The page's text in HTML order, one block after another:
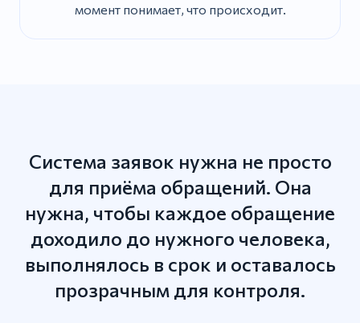
момент понимает, что происходит.
Система заявок нужна не просто
для приёма обращений. Она
нужна, чтобы каждое обращение
доходило до нужного человека,
выполнялось в срок и оставалось
прозрачным для контроля.